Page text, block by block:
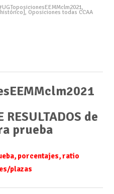
,
, Oposiciones todas CCAA
RESULTADOS de
prueba
porcentajes, ratio
plazas